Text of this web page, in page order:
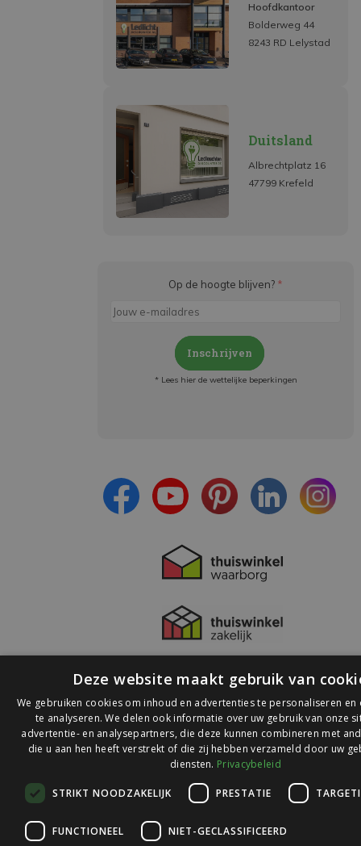
Hoofdkantoor
Bolderweg 44
8243 RD Lelystad
Duitsland
Albrechtplatz 16
47799 Krefeld
Op de hoogte blijven? *
Inschrijven
* Lees hier de wettelijke beperkingen
© 2026 Ledlichtdiscounter.nl
op
Webwinkelkeur
Deze website maakt gebruik van
We gebruiken cookies om inhoud en advertenties te personaliseren en
te analyseren. We delen ook informatie over uw gebruik van onze
advertentie- en analysepartners, die deze kunnen combineren met
die u aan hen heeft verstrekt of die zij hebben verzameld door uw
diensten. Privacybeleid
STRIKT NOODZAKELIJK PRESTATIE
FUNCTIONEEL NIET-GECLASSIFICEERD